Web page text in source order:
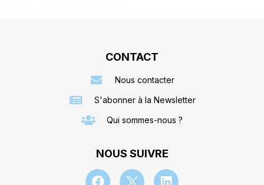
CONTACT
Nous contacter
S'abonner à la Newsletter
Qui sommes-nous ?
NOUS SUIVRE